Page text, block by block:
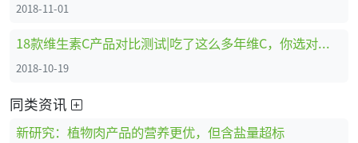
2018-11-01
18款维生素C产品对比测试|吃了这么多年维C，你选对了吗？
2018-10-19
同类资讯
新研究：植物肉产品的营养更优，但含盐量超标